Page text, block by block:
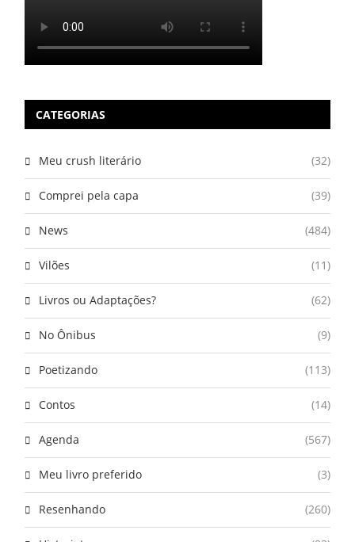
CATEGORIAS
Meu crush literário (32)
Comprei pela capa (39)
News (484)
Vilões (11)
Livros ou Adaptações? (62)
No Ônibus (9)
Poetizando (113)
Contos (14)
Agenda (567)
Meu livro preferido (3)
Resenhando (260)